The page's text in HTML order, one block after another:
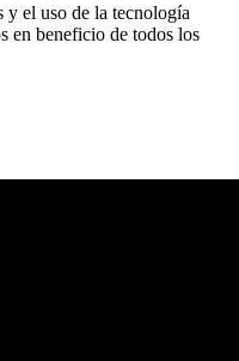
y el uso de la tecnología
en beneficio de todos los